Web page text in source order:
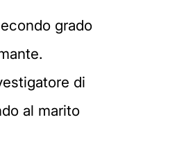
grado
di
al marito